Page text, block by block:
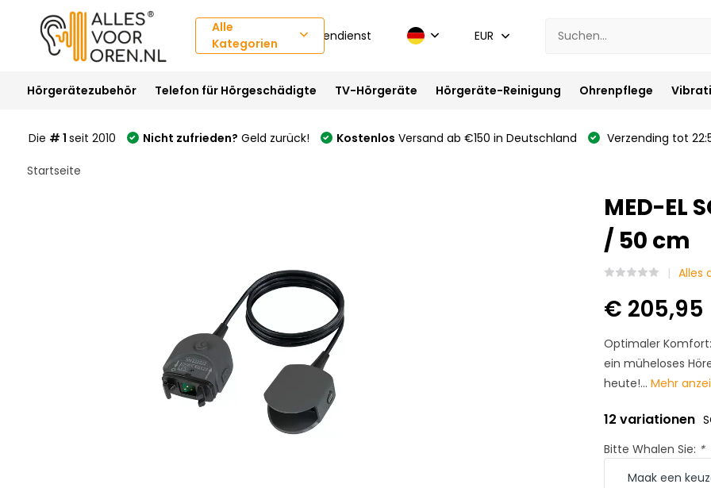
Alle
Kategorien
Kundendienst EUR
Hörgerätezubehör Telefon für Hörgeschädigte TV-Hörgeräte Hörgeräte-Reinigung Ohrenpflege
Die # 1 seit 2010 Nicht zufrieden? Geld zurück! Kostenlos Versand ab €150 in Deutschland Verzending tot
Startseite
MED-EL
/ 50 cm
Alles
€ 205,95
Optimaler Komfort:
ein müheloses
heute!...Mehr
12 variationen
Bitte Whalen Sie: *